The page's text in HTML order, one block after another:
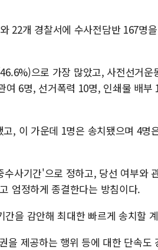
22개 경찰서에 수사전담반 167명
으로 가장 많았고, 사전선거운
6명, 선거폭력 10명, 인쇄물 배부
, 이 가운데 1명은 송치됐으며 4명
사기간'으로 정하고, 당선 여부와
엄정하게 종결한다는 방침이다.
을 감안해 최대한 빠르게 송치할
을 제공하는 행위 등에 대한 단속도